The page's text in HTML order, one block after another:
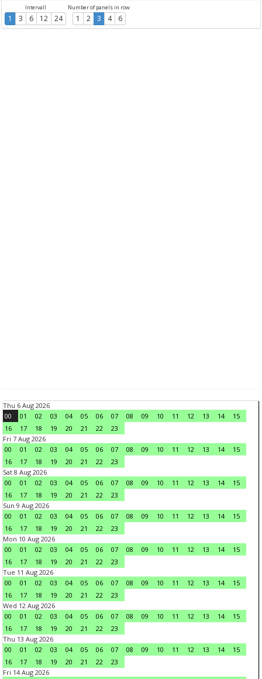
Intervall
1 3 6 12 24
Number of panels in row
1 2 3 4 6
Thu 6 Aug 2026
00
01 02 03 04 05 06 07 08 09 10 11 12 13 14
15
16
17 18 19 20 21 22
23
Fri 7 Aug 2026
00
01 02 03 04 05 06 07 08 09 10 11 12 13 14
15
16
17 18 19 20 21 22
23
Sat 8 Aug 2026
00
01 02 03 04 05 06 07 08 09 10 11 12 13 14
15
16
17 18 19 20 21 22
23
Sun 9 Aug 2026
00
01 02 03 04 05 06 07 08 09 10 11 12 13 14
15
16
17 18 19 20 21 22
23
Mon 10 Aug 2026
00
01 02 03 04 05 06 07 08 09 10 11 12 13 14
15
16
17 18 19 20 21 22
23
Tue 11 Aug 2026
00
01 02 03 04 05 06 07 08 09 10 11 12 13 14
15
16
17 18 19 20 21 22
23
Wed 12 Aug 2026
00
01 02 03 04 05 06 07 08 09 10 11 12 13 14
15
16
17 18 19 20 21 22
23
Thu 13 Aug 2026
00
01 02 03 04 05 06 07 08 09 10 11 12 13 14
15
16
17 18 19 20 21 22
23
Fri 14 Aug 2026